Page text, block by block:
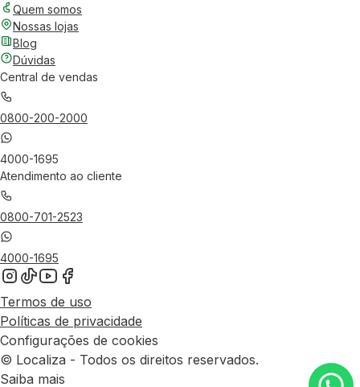
Quem somos
Nossas lojas
Blog
Dúvidas
Central de vendas
0800-200-2000
4000-1695
Atendimento ao cliente
0800-701-2523
4000-1695
Termos de uso
Políticas de privacidade
Configurações de cookies
© Localiza - Todos os direitos reservados.
Saiba mais